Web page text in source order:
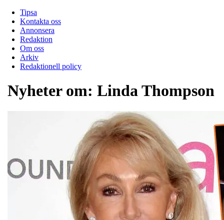
Tipsa
Kontakta oss
Annonsera
Redaktion
Om oss
Arkiv
Redaktionell policy
Nyheter om: Linda Thompson